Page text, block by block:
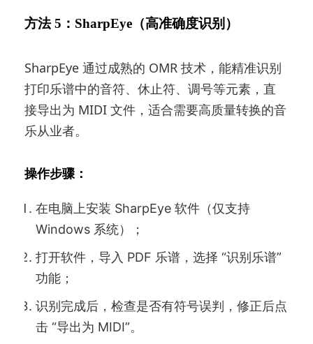
方法 5：SharpEye（高准确度识别）
SharpEye 通过成熟的 OMR 技术，能精准识别
打印乐谱中的音符、休止符、调号等元素，直
接导出为 MIDI 文件，适合需要高质量转换的音
乐从业者。
操作步骤：
在电脑上安装 SharpEye 软件（仅支持
Windows 系统）；
打开软件，导入 PDF 乐谱，选择 “识别乐谱”
功能；
识别完成后，检查是否有符号误判，修正后点
击 “导出为 MIDI”。